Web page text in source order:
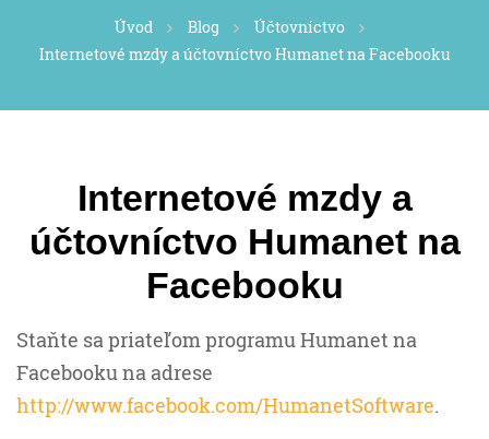
Úvod Blog
Účtovníctvo
Internetové mzdy a účtovníctvo Humanet na Facebooku
Internetové mzdy a
účtovníctvo Humanet na
Facebooku
Staňte sa priateľom programu Humanet na
Facebooku na adrese
http://www.facebook.com/HumanetSoftware.